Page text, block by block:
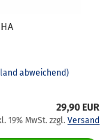
abweichend)
29,90 EUR
19% MwSt. zzgl. Versand